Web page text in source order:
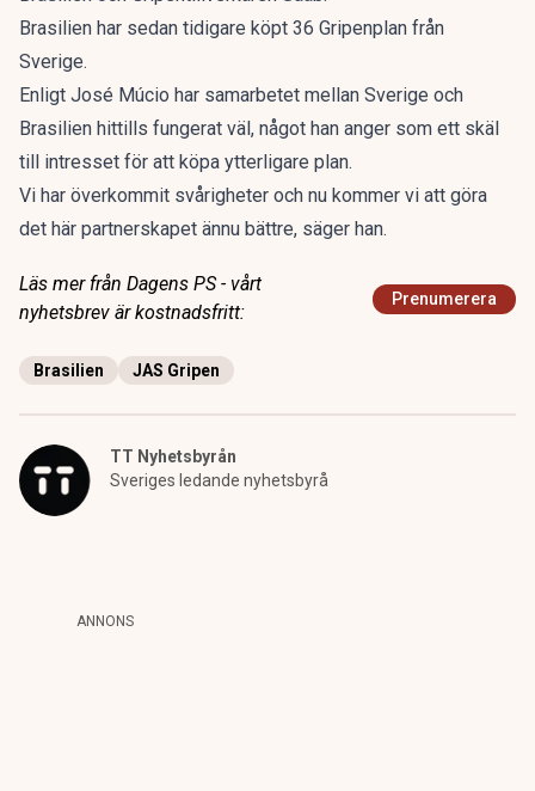
Brasilien har sedan tidigare köpt 36 Gripenplan från
Sverige.
Enligt José Múcio har samarbetet mellan Sverige och
Brasilien hittills fungerat väl, något han anger som ett skäl
till intresset för att köpa ytterligare plan.
Vi har överkommit svårigheter och nu kommer vi att göra
det här partnerskapet ännu bättre, säger han.
Läs mer från Dagens PS - vårt
nyhetsbrev är kostnadsfritt:
Prenumerera
Brasilien JAS Gripen
TT Nyhetsbyrån
Sveriges ledande nyhetsbyrå
ANNONS